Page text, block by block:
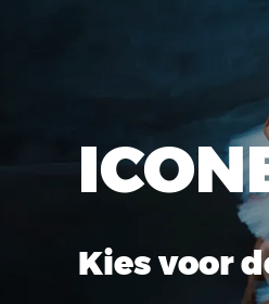
Kies voor